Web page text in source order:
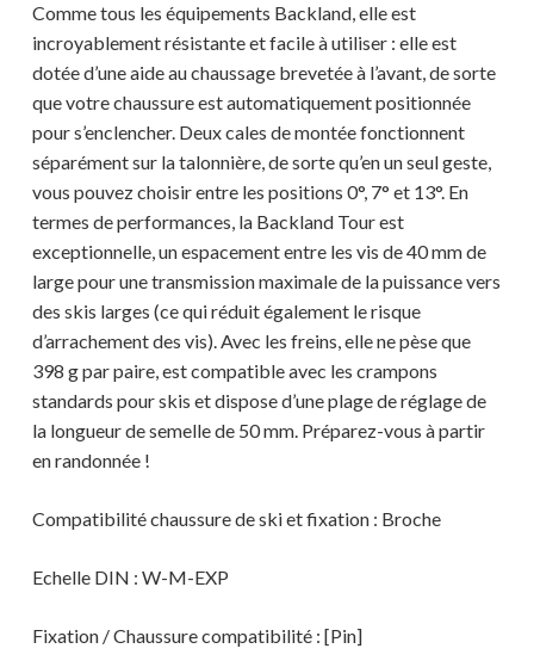
Comme tous les équipements Backland, elle est
incroyablement résistante et facile à utiliser : elle est
dotée d’une aide au chaussage brevetée à l’avant, de sorte
que votre chaussure est automatiquement positionnée
pour s’enclencher. Deux cales de montée fonctionnent
séparément sur la talonnière, de sorte qu’en un seul geste,
vous pouvez choisir entre les positions 0°, 7° et 13°. En
termes de performances, la Backland Tour est
exceptionnelle, un espacement entre les vis de 40 mm de
large pour une transmission maximale de la puissance vers
des skis larges (ce qui réduit également le risque
d’arrachement des vis). Avec les freins, elle ne pèse que
398 g par paire, est compatible avec les crampons
standards pour skis et dispose d’une plage de réglage de
la longueur de semelle de 50 mm. Préparez-vous à partir
en randonnée !
Compatibilité chaussure de ski et fixation : Broche
Echelle DIN : W-M-EXP
Fixation / Chaussure compatibilité : [Pin]